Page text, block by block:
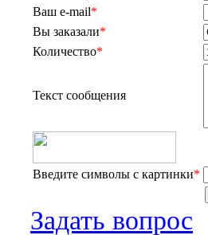
Ваш e-mail*
Вы заказали*
Количество*
Текст сообщения
Введите символы с картинки*
Задать вопрос